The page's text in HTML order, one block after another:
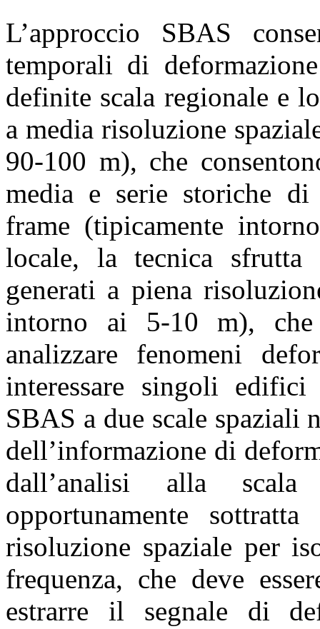
L’approccio SBAS
temporali di
definite scala regionale e
a media risoluzione
90-100 m), che
media e serie storiche di
frame (tipicamente
locale, la tecnica sfrutta
generati a piena
intorno ai 5-10 m), che
analizzare fenomeni
interessare singoli
SBAS a due scale spaziali
dell’informazione di
dall’analisi alla
opportunamente
risoluzione spaziale per
frequenza, che deve
estrarre il segnale di